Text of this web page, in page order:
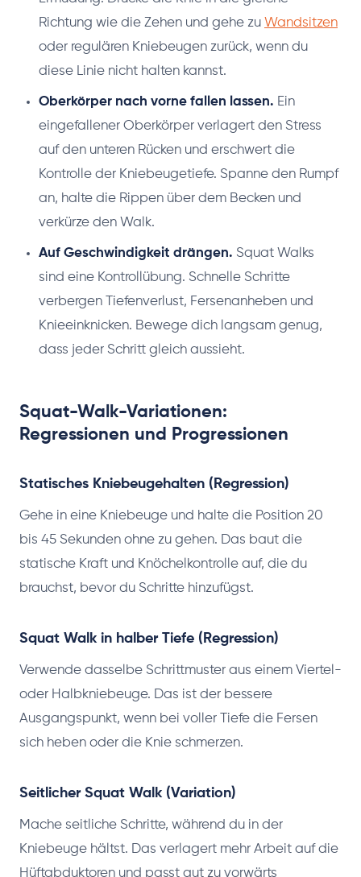
Richtung wie die Zehen und gehe zu Wandsitzen
oder regulären Kniebeugen zurück, wenn du
diese Linie nicht halten kannst.
Oberkörper nach vorne fallen lassen. Ein
eingefallener Oberkörper verlagert den Stress
auf den unteren Rücken und erschwert die
Kontrolle der Kniebeugetiefe. Spanne den Rumpf
an, halte die Rippen über dem Becken und
verkürze den Walk.
Auf Geschwindigkeit drängen. Squat Walks
sind eine Kontrollübung. Schnelle Schritte
verbergen Tiefenverlust, Fersenanheben und
Knieeinknicken. Bewege dich langsam genug,
dass jeder Schritt gleich aussieht.
Squat-Walk-Variationen:
Regressionen und Progressionen
Statisches Kniebeugehalten (Regression)
Gehe in eine Kniebeuge und halte die Position 20
bis 45 Sekunden ohne zu gehen. Das baut die
statische Kraft und Knöchelkontrolle auf, die du
brauchst, bevor du Schritte hinzufügst.
Squat Walk in halber Tiefe (Regression)
Verwende dasselbe Schrittmuster aus einem Viertel-
oder Halbkniebeuge. Das ist der bessere
Ausgangspunkt, wenn bei voller Tiefe die Fersen
sich heben oder die Knie schmerzen.
Seitlicher Squat Walk (Variation)
Mache seitliche Schritte, während du in der
Kniebeuge hältst. Das verlagert mehr Arbeit auf die
Hüftabduktoren und passt gut zu vorwärts